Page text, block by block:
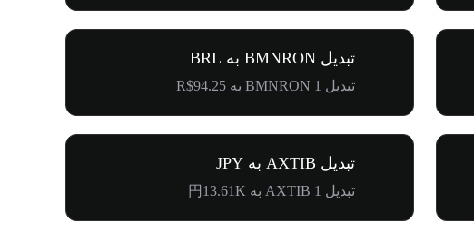
تبدیل BMNRON به BRL
تبدیل 1 BMNRON به R$94.25
تبدیل AXTIB به JPY
تبدیل 1 AXTIB به 円13.61K